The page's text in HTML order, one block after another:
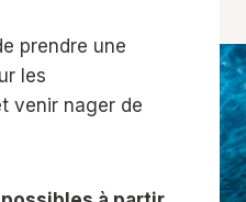
prendre une
les
venir nager de